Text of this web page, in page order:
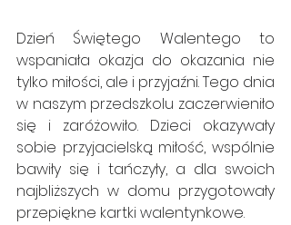
Dzień Świętego Walentego to
wspaniała okazja do okazania nie
tylko miłości, ale i przyjaźni. Tego dnia
w naszym przedszkolu zaczerwieniło
się i zaróżowiło. Dzieci okazywały
sobie przyjacielską miłość, wspólnie
bawiły się i tańczyły, a dla swoich
najbliższych w domu przygotowały
przepiękne kartki walentynkowe.